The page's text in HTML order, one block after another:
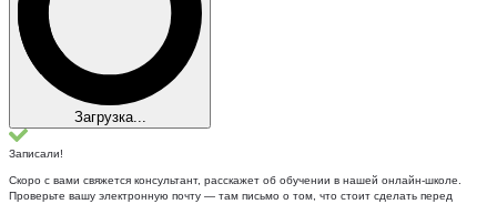
Загрузка...
Записали!
Скоро с вами свяжется консультант, расскажет об обучении в нашей онлайн-школе.
Проверьте вашу электронную почту — там письмо о том, что стоит сделать перед